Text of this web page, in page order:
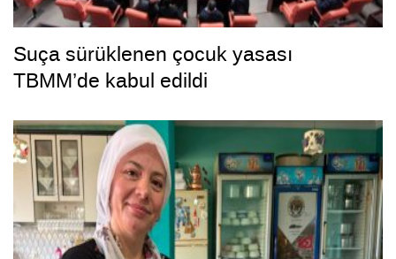
Suça sürüklenen çocuk yasası
TBMM’de kabul edildi